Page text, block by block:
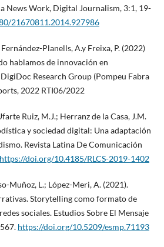
News Work, Digital Journalism, 3:1, 19-
21670811.2014.927986
Planells, A.y Freixa, P. (2022)
hablamos de innovación en
Research Group (Pompeu Fabra
2022 RTI06/2022
Ruiz, M.J.; Herranz de la Casa, J.M.
y sociedad digital: Una adaptación
Revista Latina De Comunicación
https://doi.org/10.4185/RLCS-2019-1402
Muñoz, L.; López-Meri, A. (2021).
Storytelling como formato de
sociales. Estudios Sobre El Mensaje
https://doi.org/10.5209/esmp.71193